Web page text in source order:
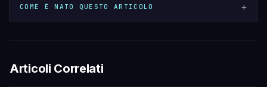
COME È NATO QUESTO ARTICOLO +
Articoli Correlati